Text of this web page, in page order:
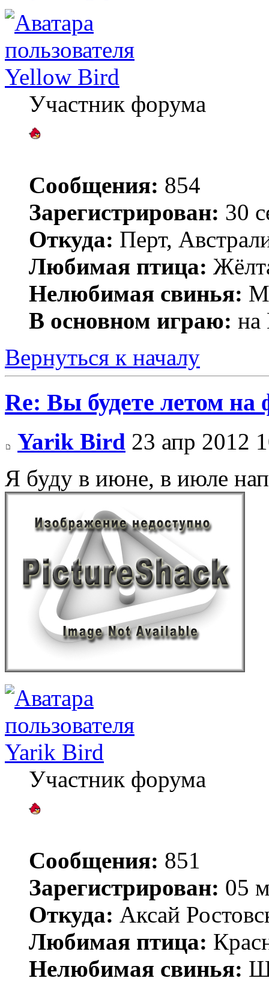
Yellow Bird
Участник форума
Сообщения: 854
Зарегистрирован: 30
Откуда: Перт,
Любимая птица:
Нелюбимая свинья:
В основном играю: на
Вернуться к началу
Re: Вы будете летом на
Yarik Bird 23 апр 2012
Я буду в июне, в июле
Yarik Bird
Участник форума
Сообщения: 851
Зарегистрирован: 05
Откуда: Аксай
Любимая птица:
Нелюбимая свинья: